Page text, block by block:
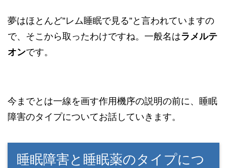
夢はほとんど”レム睡眠で見る”と言われていますの
で、そこから取ったわけですね。一般名はラメルテ
オンです。
今までとは一線を画す作用機序の説明の前に、睡眠
障害のタイプについてお話していきます。
睡眠障害と睡眠薬のタイプにつ